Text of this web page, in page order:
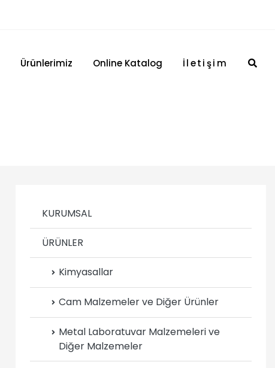
Ürünlerimiz Online Katalog İletişim
KURUMSAL
ÜRÜNLER
Kimyasallar
Cam Malzemeler ve Diğer Ürünler
Metal Laboratuvar Malzemeleri ve
Diğer Malzemeler